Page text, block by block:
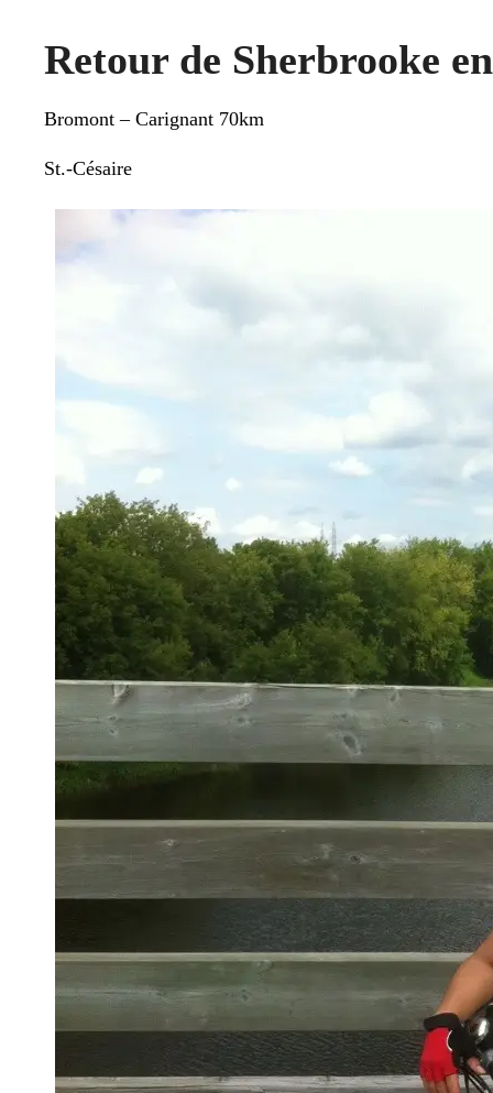
Retour de Sherbrooke
Bromont – Carignant 70km
St.-Césaire